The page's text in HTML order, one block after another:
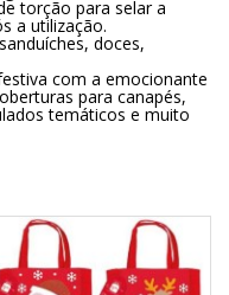
torção para selar a
a utilização.
doces,
com a emocionante
para canapés,
temáticos e muito